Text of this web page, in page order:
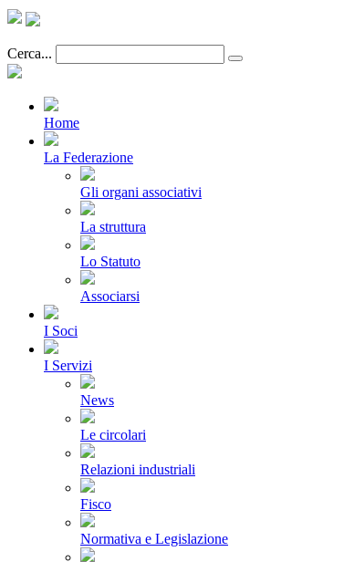
Cerca...
Home
La Federazione
Gli organi associativi
La struttura
Lo Statuto
Associarsi
I Soci
I Servizi
News
Le circolari
Relazioni industriali
Fisco
Normativa e Legislazione